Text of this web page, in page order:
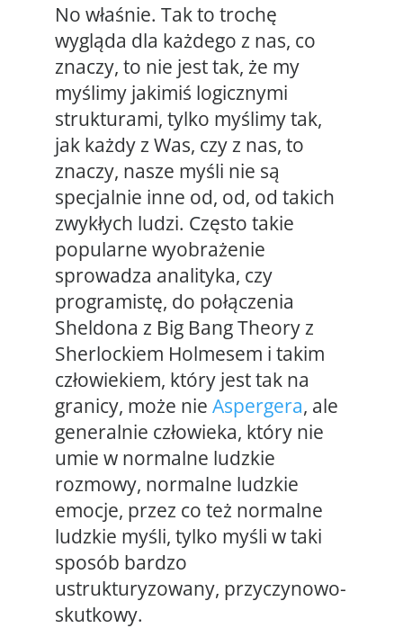
No właśnie. Tak to trochę
wygląda dla każdego z nas, co
znaczy, to nie jest tak, że my
myślimy jakimiś logicznymi
strukturami, tylko myślimy tak,
jak każdy z Was, czy z nas, to
znaczy, nasze myśli nie są
specjalnie inne od, od, od takich
zwykłych ludzi. Często takie
popularne wyobrażenie
sprowadza analityka, czy
programistę, do połączenia
Sheldona z Big Bang Theory z
Sherlockiem Holmesem i takim
człowiekiem, który jest tak na
granicy, może nie Aspergera, ale
generalnie człowieka, który nie
umie w normalne ludzkie
rozmowy, normalne ludzkie
emocje, przez co też normalne
ludzkie myśli, tylko myśli w taki
sposób bardzo
ustrukturyzowany, przyczynowo-
skutkowy.